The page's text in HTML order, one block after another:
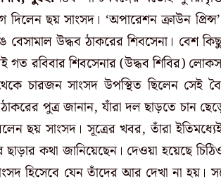
দিলেন ছয় সাংসদ। ‘অপারেশন ক্রাউন
উদ্ধব ঠাকরের শিবসেনা। বেশ
গত রবিবার শিবসেনার (উদ্ধব শিবির)
চারজন সাংসদ উপস্থিত ছিলেন সেই
ঠাকরের পুত্র জানান, যাঁরা দল ছাড়তে চান
ছয় সাংসদ। সূত্রের খবর, তাঁরা
ছাড়ার কথা জানিয়েছেন। দেওয়া হয়েছে
হিসেবে যেন তাঁদের আর দেখা না হয়।